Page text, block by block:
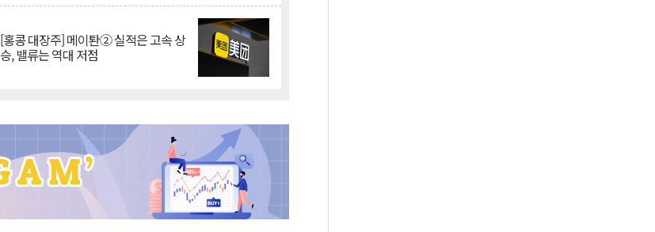
[홍콩 대장주] 메이퇀② 실적은 고속 상
승, 밸류는 역대 저점